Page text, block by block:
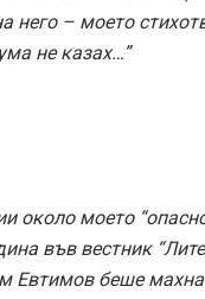
него – моето
не казах…”
моето
във вестник
Евтимов беше